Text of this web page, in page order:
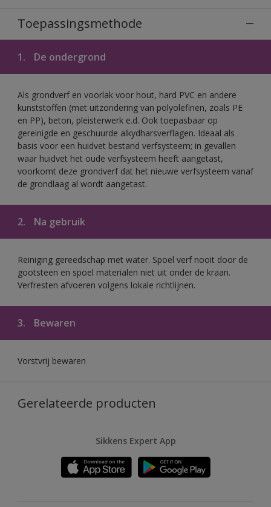
Toepassingsmethode
1. De ondergrond
Als grondverf en voorlak voor hout, hard PVC en andere
kunststoffen (met uitzondering van polyolefinen, zoals PE
en PP), beton, pleisterwerk e.d. Ook toepasbaar op
gereinigde en geschuurde alkydharsverflagen. Ideaal als
basis voor een huidvet bestand verfsysteem; in gevallen
waar huidvet het oude verfsysteem heeft aangetast,
voorkomt deze grondverf dat het nieuwe verfsysteem vanaf
de grondlaag al wordt aangetast.
2. Na gebruik
Reiniging gereedschap met water. Spoel verf nooit door de
gootsteen en spoel materialen niet uit onder de kraan.
Verfresten afvoeren volgens lokale richtlijnen.
3. Bewaren
Vorstvrij bewaren
Gerelateerde producten
Sikkens Expert App